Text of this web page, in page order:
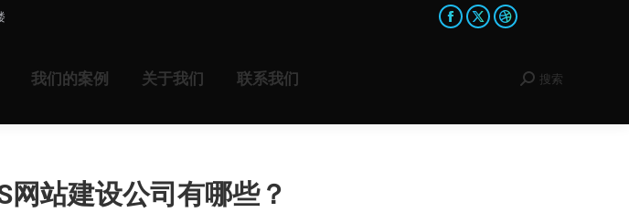
Facebook
new
X
new
Dribbble
opens
new
我们的案例 关于我们 联系我们 Search:
搜索
网站建设公司有哪些？